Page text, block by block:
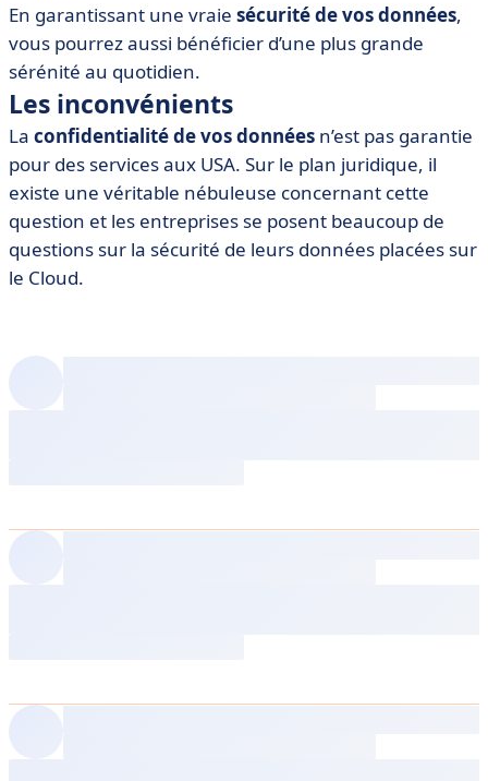
En garantissant une vraie sécurité de vos données,
vous pourrez aussi bénéficier d’une plus grande
sérénité au quotidien.
Les inconvénients
La confidentialité de vos données n’est pas garantie
pour des services aux USA. Sur le plan juridique, il
existe une véritable nébuleuse concernant cette
question et les entreprises se posent beaucoup de
questions sur la sécurité de leurs données placées sur
le Cloud.